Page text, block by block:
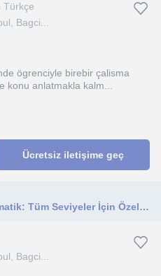
Türkçe
Bagci...
ögrenciyle birebir çalisma
konu anlatmakla kalm...
Ücretsiz iletişime geç
Ezbersiz, Mantık Odaklı Matematik: Tüm Seviyeler İçin Özel Ders
Bagci...